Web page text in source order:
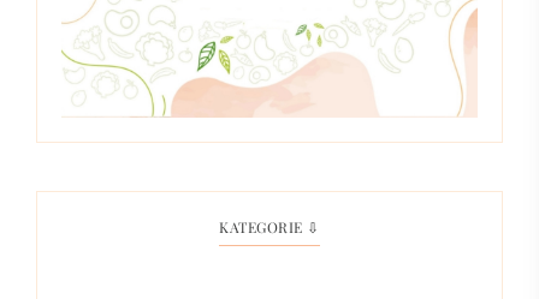
KATEGORIE ⇩